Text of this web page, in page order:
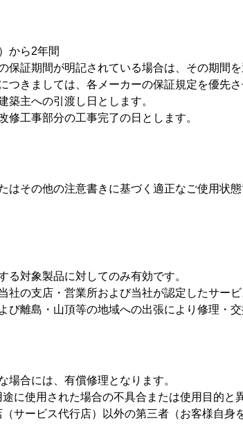
から2年間
保証期間が明記されている場合は、その期間を
つきましては、各メーカーの保証規定を優先さ
築主への引渡し日とします。
修工事部分の工事完了の日とします。
はその他の注意書きに基づく適正なご使用状
る対象製品に対してのみ有効です。
社の支店・営業所および当社が認定したサー
び離島・山頂等の地域への出張により修理・
場合には、有償修理となります。
に使用された場合の不具合または使用目的と
サービス代行店）以外の第三者（お客様自